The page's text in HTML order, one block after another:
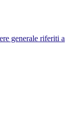
generale riferiti a